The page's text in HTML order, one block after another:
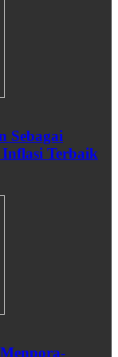
Sebagai
Terbaik